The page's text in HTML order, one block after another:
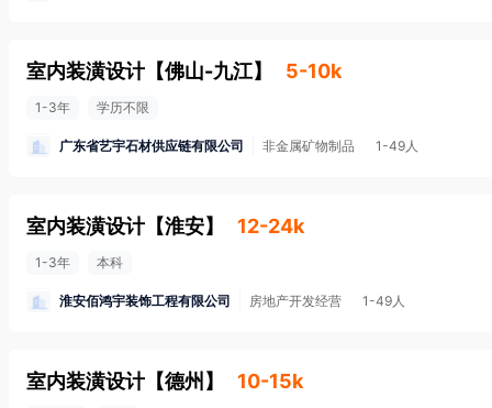
室内装潢设计 【佛山-九江】 5-10k
1-3年 学历不限
广东省艺宇石材供应链有限公司 非金属矿物制品 1-49人
室内装潢设计 【淮安】 12-24k
1-3年 本科
淮安佰鸿宇装饰工程有限公司 房地产开发经营 1-49人
室内装潢设计 【德州 】 10-15k